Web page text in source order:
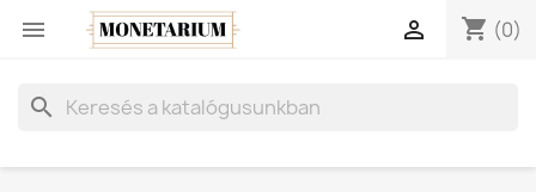
 shopping_cart (0)

search